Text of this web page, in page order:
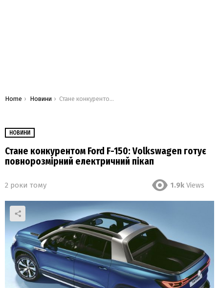
You are here:
Home Новини Стане конкурентом Ford F-150: Volkswagen готує повнорозмірний електричний пікап
НОВИНИ
Стане конкурентом Ford F-150: Volkswagen готує
повнорозмірний електричний пікап
2 роки тому 1.9k Views